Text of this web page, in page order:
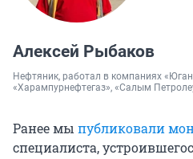
Алексей Рыбаков
Нефтяник, работал в компаниях
«Харампурнефтегаз», «Салым
Ранее мы публиковали
специалиста,